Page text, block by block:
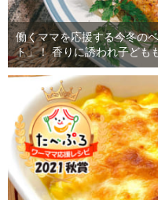
働くママを応援する今冬の
ト」！ 香りに誘われ子ども